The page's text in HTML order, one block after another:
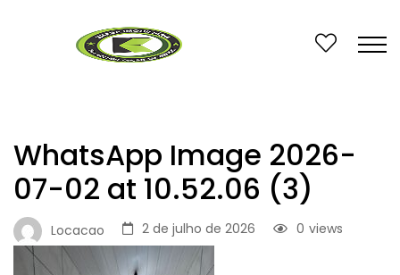
WhatsApp Image 2026-
07-02 at 10.52.06 (3)
Locacao 2 de julho de 2026 views
0